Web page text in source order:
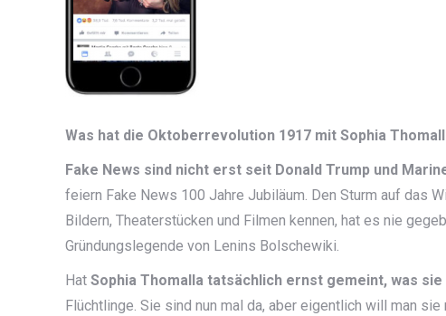
Was hat die Oktoberrevolution 1917 mit Sophia
Fake News sind nicht erst seit Donald Trump und
feiern Fake News 100 Jahre Jubiläum. Den Sturm auf das
Bildern, Theaterstücken und Filmen kennen, hat es nie
Gründungslegende von Lenins Bolschewiki.
Hat Sophia Thomalla tatsächlich ernst gemeint, was
Flüchtlinge. Sie sind nun mal da, aber eigentlich will man sie